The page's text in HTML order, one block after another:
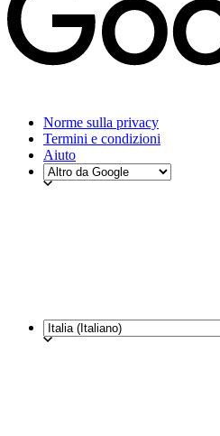
Norme sulla privacy
Termini e condizioni
Aiuto